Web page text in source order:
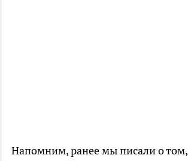
Напомним, ранее мы писали о том,